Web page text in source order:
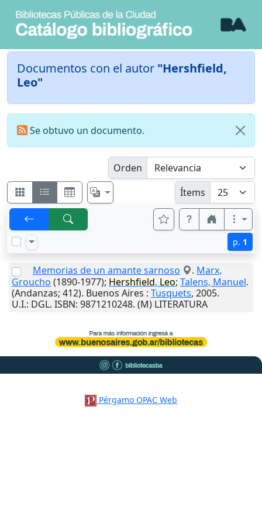
Documentos con el autor "Hershfield,
Leo"
Se obtuvo un documento.
Orden
Ítems
p. 1
Memorias de un amante sarnoso . Marx,
Groucho (1890-1977); Hershfield, Leo; Talens, Manuel.
(Andanzas; 412). Buenos Aires : Tusquets, 2005.
U.I.: DGL. ISBN: 9871210248. (M) LITERATURA
Pérgamo OPAC Web